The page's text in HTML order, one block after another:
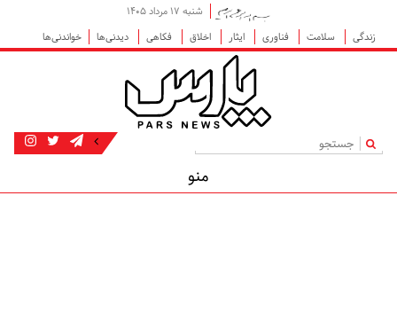
شنبه ۱۷ مرداد ۱۴۰۵
زندگی
سلامت فناوری ایثار اخلاق فکاهی دیدنی‌ها خواندنی‌ها
|
منو